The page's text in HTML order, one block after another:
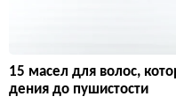
15 масел для волос,
дения до пушистости